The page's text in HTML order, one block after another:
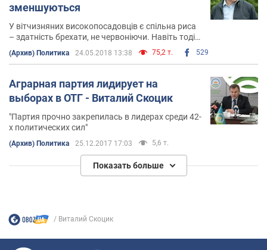
зменшуються
У вітчизняних високопосадовців є спільна риса
– здатність брехати, не червоніючи. Навіть тоді,
коли інформацію, яку вони озвучують, легко
перевірити та впевнитися в тому, що вона
(Архив) Политика 24.05.2018 13:38 75,2 т. 529
Аграрная партия лидирует на
выборах в ОТГ - Виталий Скоцик
"Партия прочно закрепилась в лидерах среди 42-
х политических сил"
(Архив) Политика 25.12.2017 17:03 5,6 т.
Показать больше
Виталий Скоцик